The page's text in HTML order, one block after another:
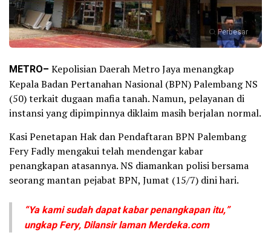
Perbesar
METRO– Kepolisian Daerah Metro Jaya menangkap
Kepala Badan Pertanahan Nasional (BPN) Palembang NS
(50) terkait dugaan mafia tanah. Namun, pelayanan di
instansi yang dipimpinnya diklaim masih berjalan normal.
Kasi Penetapan Hak dan Pendaftaran BPN Palembang
Fery Fadly mengakui telah mendengar kabar
penangkapan atasannya. NS diamankan polisi bersama
seorang mantan pejabat BPN, Jumat (15/7) dini hari.
“Ya kami sudah dapat kabar penangkapan itu,”
ungkap Fery, Dilansir laman Merdeka.com